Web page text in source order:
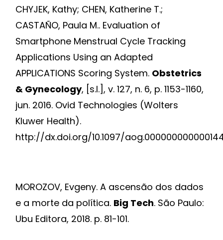
CHYJEK, Kathy; CHEN, Katherine T.;
CASTAÑO, Paula M.. Evaluation of
Smartphone Menstrual Cycle Tracking
Applications Using an Adapted
APPLICATIONS Scoring System. Obstetrics
& Gynecology, [s.l.], v. 127, n. 6, p. 1153-1160,
jun. 2016. Ovid Technologies (Wolters
Kluwer Health).
http://dx.doi.org/10.1097/
MOROZOV, Evgeny. A ascensão dos dados
e a morte da política. Big Tech. São Paulo:
Ubu Editora, 2018. p. 81-101.